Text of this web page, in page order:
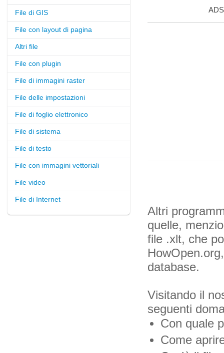
File di GIS
File con layout di pagina
Altri file
File con plugin
File di immagini raster
File delle impostazioni
File di foglio elettronico
File di sistema
File di testo
File con immagini vettoriali
File video
File di Internet
ADS
Altri
quelle,
file .xlt, che
database.
Visitando il
seguenti
Con quale
Come